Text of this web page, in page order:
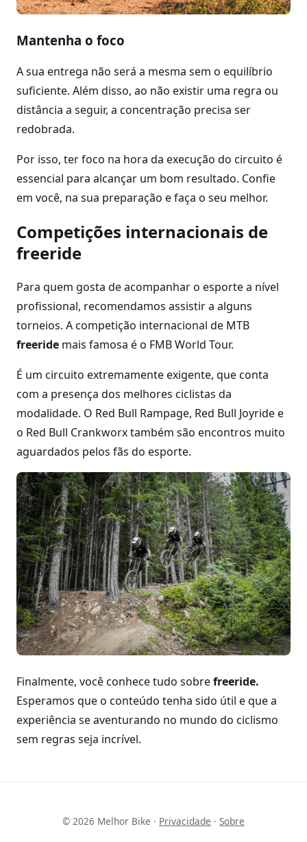
Mantenha o foco
A sua entrega não será a mesma sem o equilíbrio
suficiente. Além disso, ao não existir uma regra ou
distância a seguir, a concentração precisa ser
redobrada.
Por isso, ter foco na hora da execução do circuito é
essencial para alcançar um bom resultado. Confie
em você, na sua preparação e faça o seu melhor.
Competições internacionais de
freeride
Para quem gosta de acompanhar o esporte a nível
profissional, recomendamos assistir a alguns
torneios. A competição internacional de MTB
freeride mais famosa é o FMB World Tour.
É um circuito extremamente exigente, que conta
com a presença dos melhores ciclistas da
modalidade. O Red Bull Rampage, Red Bull Joyride e
o Red Bull Crankworx também são encontros muito
aguardados pelos fãs do esporte.
Finalmente, você conhece tudo sobrefreeride.
Esperamos que o conteúdo tenha sido útil e que a
experiência se aventurando no mundo do ciclismo
sem regras seja incrível.
© 2026 Melhor Bike · Privacidade · Sobre